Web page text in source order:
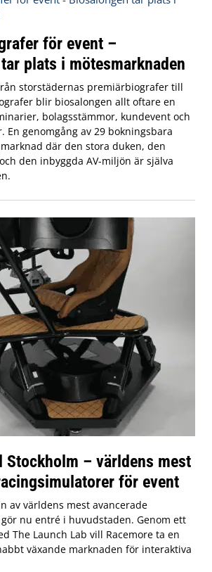
för event –
plats i mötesmarknaden
storstädernas premiärbiografer till
blir biosalongen allt oftare en
bolagsstämmor, kundevent och
En genomgång av 29 bokningsbara
där den stora duken, den
den inbyggda AV-miljön är själva
Stockholm – världens mest
för event
av världens mest avancerade
nu entré i huvudstaden. Genom ett
The Launch Lab vill Racemore ta en
växande marknaden för interaktiva